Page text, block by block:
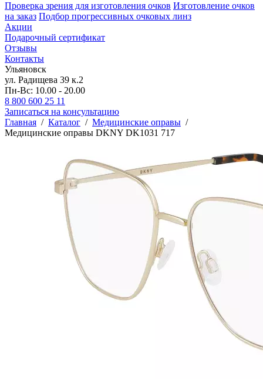
Проверка зрения для изготовления очков Изготовление очков
на заказ Подбор прогрессивных очковых линз
Акции
Подарочный сертификат
Отзывы
Контакты
Ульяновск
ул. Радищева 39 к.2
Пн-Вс: 10.00 - 20.00
8 800 600 25 11
Записаться на консультацию
Главная / Каталог / Медицинские оправы /
Медицинские оправы DKNY DK1031 717